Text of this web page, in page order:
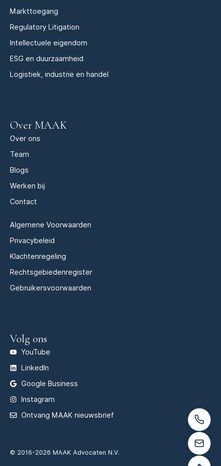
Markttoegang
Regulatory Litigation
Intellectuele eigendom
ESG en duurzaamheid
Logistiek, industrie en handel
Over MAAK
Over ons
Team
Blogs
Werken bij
Contact
Algemene Voorwaarden
Privacybeleid
Klachtenregeling
Rechtsgebiedenregister
Gebruikersvoorwaarden
Volg ons
YouTube
LinkedIn
Google Business
Instagram
Ontvang MAAK nieuwsbrief
© 2016-2026 MAAK Advocaten N.V.